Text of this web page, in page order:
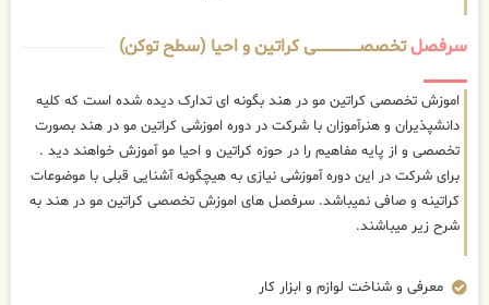
سرفصلتخصصــــــــــــــــــــی کراتین و احیا (سطح توکن)
اموزش تخصصی کراتین مو در هند بگونه ای تدارک دیده شده است که کلیه
دانشپذیران و هنرآموزان با شرکت در دوره اموزشی کراتین مو در هند بصورت
تخصصی و از پایه مفاهیم را در حوزه کراتین و احیا مو آموزش خواهند دید .
برای شرکت در این دوره آموزشی نیازی به هیچگونه آشنایی قبلی با موضوعات
کراتینه و صافی نمیباشد. سرفصل های اموزش تخصصی کراتین مو در هند به
شرح زیر میباشند.
معرفی و شناخت لوازم و ابزار کار